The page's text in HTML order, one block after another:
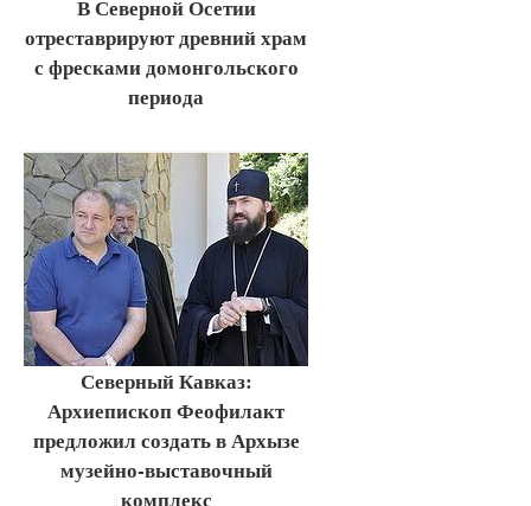
В Северной Осетии
отреставрируют древний храм
с фресками домонгольского
периода
Северный Кавказ:
Архиепископ Феофилакт
предложил создать в Архызе
музейно-выставочный
комплекс